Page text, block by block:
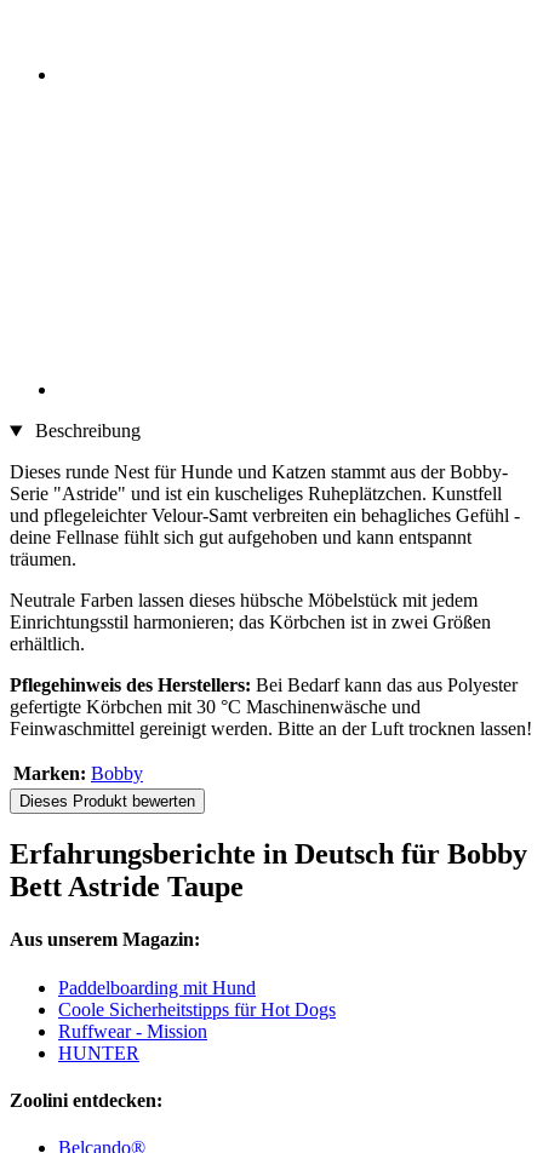
Beschreibung
Dieses runde Nest für Hunde und Katzen stammt aus der Bobby-
Serie "Astride" und ist ein kuscheliges Ruheplätzchen. Kunstfell
und pflegeleichter Velour-Samt verbreiten ein behagliches Gefühl -
deine Fellnase fühlt sich gut aufgehoben und kann entspannt
träumen.
Neutrale Farben lassen dieses hübsche Möbelstück mit jedem
Einrichtungsstil harmonieren; das Körbchen ist in zwei Größen
erhältlich.
Pflegehinweis des Herstellers: Bei Bedarf kann das aus Polyester
gefertigte Körbchen mit 30 °C Maschinenwäsche und
Feinwaschmittel gereinigt werden. Bitte an der Luft trocknen lassen!
Marken: Bobby
Dieses Produkt bewerten
Erfahrungsberichte in Deutsch für Bobby
Bett Astride Taupe
Aus unserem Magazin:
Paddelboarding mit Hund
Coole Sicherheitstipps für Hot Dogs
Ruffwear - Mission
HUNTER
Zoolini entdecken:
Belcando®